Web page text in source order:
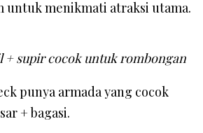
untuk menikmati atraksi utama.
+ supir cocok untuk rombongan
punya armada yang cocok
+ bagasi.